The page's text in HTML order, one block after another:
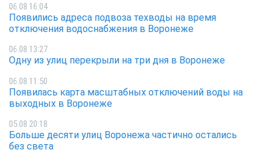
06.08 16:04
Появились адреса подвоза техводы на время
отключения водоснабжения в Воронеже
06.08 13:27
Одну из улиц перекрыли на три дня в Воронеже
06.08 11:50
Появилась карта масштабных отключений воды на
выходных в Воронеже
05.08 20:18
Больше десяти улиц Воронежа частично остались
без света